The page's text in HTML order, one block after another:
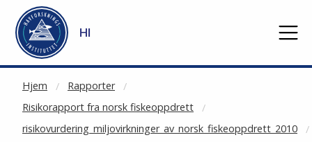
Gå til hovedinnhold
HI
Hjem
Rapporter
Risikorapport fra norsk fiskeoppdrett
risikovurdering_miljovirkninger_av_norsk_fiskeoppdrett_2010
NOT CACHED